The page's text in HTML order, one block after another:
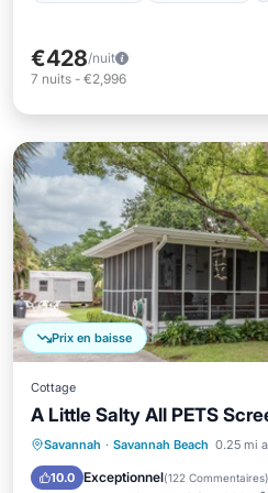
€428/nuit
7 nuits - €2,996
Prix en baisse
Cottage
A Little Salty All PETS
Savannah · Savannah Beach 0.25 mi
10.0 Exceptionnel(122 Commentaires)
Front de mer
Parking
Vue sur l’océan